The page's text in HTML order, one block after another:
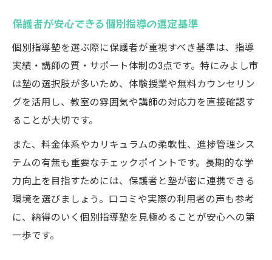
保護者が安心できる個別指導の選定基準
個別指導塾を選ぶ際に保護者が重視すべき基準は、指導
実績・講師の質・サポート体制の3点です。特にみよし市
は塾の選択肢が多いため、体験授業や無料カウンセリン
グを活用し、教室の雰囲気や講師の対応力を直接確認す
ることが大切です。
また、料金体系やカリキュラムの柔軟性、進捗管理シス
テムの有無も重要なチェックポイントです。長期的な学
力向上を目指すためには、保護者と塾が密に連携できる
環境を選びましょう。口コミや実際の利用者の声も参考
に、納得のいく個別指導塾を見極めることが安心への第
一歩です。